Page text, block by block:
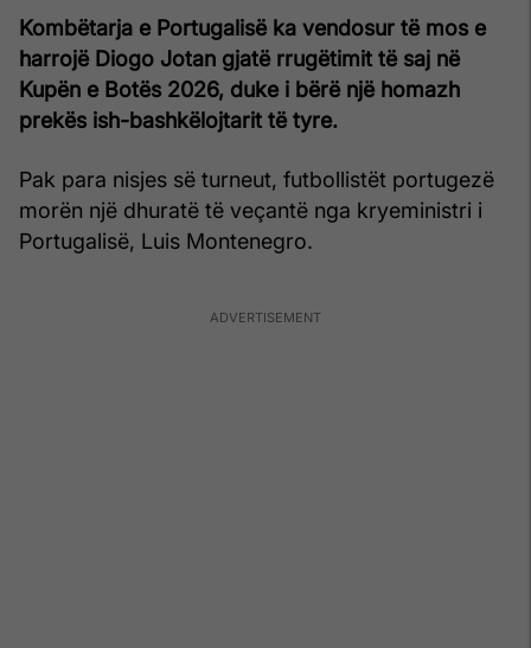
Kombëtarja e Portugalisë ka vendosur të mos e
harrojë Diogo Jotan gjatë rrugëtimit të saj në
Kupën e Botës 2026, duke i bërë një homazh
prekës ish-bashkëlojtarit të tyre.
Pak para nisjes së turneut, futbollistët portugezë
morën një dhuratë të veçantë nga kryeministri i
Portugalisë, Luis Montenegro.